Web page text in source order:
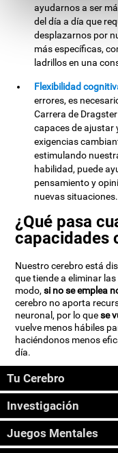
ayudarnos a ser
del día a día que
desplazarnos por
más específicas,
ladrillos en una
Flexibilidad
errores, es
Carrera de
capaces de ajustar
exigencias
estimulando
habilidad, puede
pensamiento y
nuevas situaciones.
¿Qué pasa
capacidades
Nuestro cerebro está
que tiende a eliminar
modo,si no se emplea
cerebro no aporta
neuronal, por lo quese
vuelve menos hábiles
haciéndonos menos
día.
Tu Cerebro
Investigación
Juegos Mentales